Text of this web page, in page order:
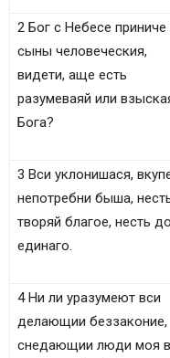
2 Бог с Небесе приниче
сыны человеческия,
видети, аще есть
разумеваяй или
Бога?
3 Вси уклонишася,
непотребни быша,
творяй благое, несть до
единаго.
4 Ни ли уразумеют вси
делающии беззаконие,
снедающии люди моя в